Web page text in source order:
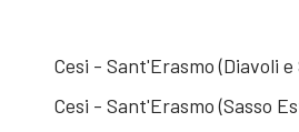
Cesi - Sant'Erasmo (Diavoli
Cesi - Sant'Erasmo (Sasso